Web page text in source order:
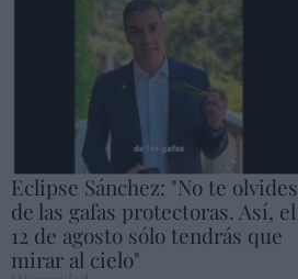
Eclipse Sánchez: "No te olvides
de las gafas protectoras. Así, el
12 de agosto sólo tendrás que
mirar al cielo"